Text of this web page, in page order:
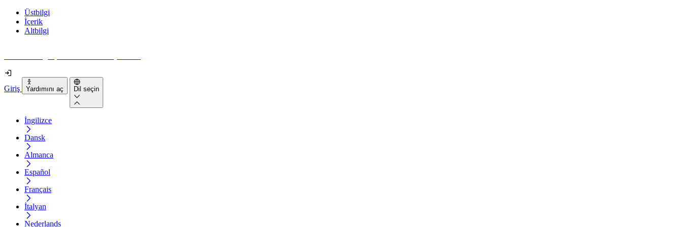
Üstbilgi
İçerik
Altbilgi
Giriş Yardımını aç Dil seçin
İngilizce
Dansk
Almanca
Español
Français
İtalyan
Nederlands